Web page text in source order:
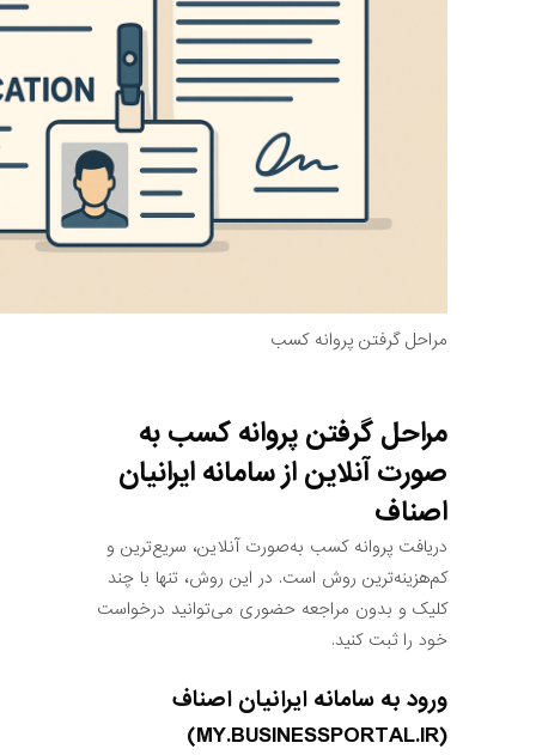
مراحل گرفتن پروانه کسب
مراحل گرفتن پروانه کسب به
صورت آنلاین از سامانه ایرانیان
اصناف
دریافت پروانه کسب به‌صورت آنلاین، سریع‌ترین و
کم‌هزینه‌ترین روش است. در این روش، تنها با چند
کلیک و بدون مراجعه حضوری می‌توانید درخواست
خود را ثبت کنید.
ورود به سامانه ایرانیان اصناف
(MY.BUSINESSPORTAL.IR)